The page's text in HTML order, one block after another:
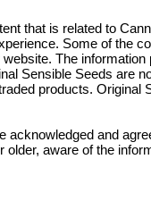
USA ZÜCHTUNGEN
A GEBINDE
that is related to
Some of the
The
Sensible Seeds are
products. Original
acknowledged and
aware of the